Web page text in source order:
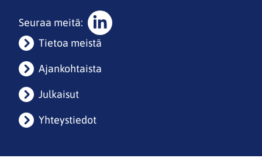
Seuraa meitä:
Sosiaalinen
media:
Tietoa meistä
Ajankohtaista
Julkaisut
Yhteystiedot